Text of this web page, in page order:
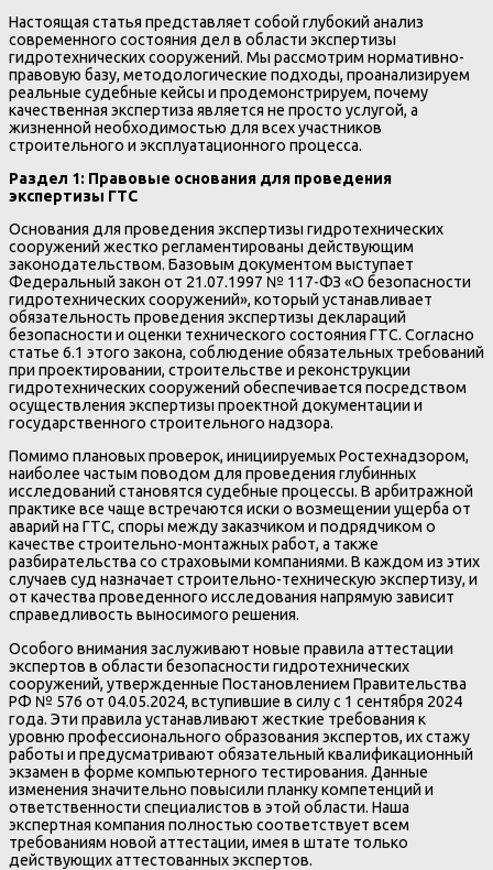
Настоящая статья представляет собой глубокий анализ
современного состояния дел в области экспертизы
гидротехнических сооружений. Мы рассмотрим нормативно-
правовую базу, методологические подходы, проанализируем
реальные судебные кейсы и продемонстрируем, почему
качественная экспертиза является не просто услугой, а
жизненной необходимостью для всех участников
строительного и эксплуатационного процесса.
Раздел 1: Правовые основания для проведения
экспертизы ГТС
Основания для проведения экспертизы гидротехнических
сооружений жестко регламентированы действующим
законодательством. Базовым документом выступает
Федеральный закон от 21.07.1997 № 117-ФЗ «О безопасности
гидротехнических сооружений», который устанавливает
обязательность проведения экспертизы деклараций
безопасности и оценки технического состояния ГТС. Согласно
статье 6.1 этого закона, соблюдение обязательных требований
при проектировании, строительстве и реконструкции
гидротехнических сооружений обеспечивается посредством
осуществления экспертизы проектной документации и
государственного строительного надзора.
Помимо плановых проверок, инициируемых Ростехнадзором,
наиболее частым поводом для проведения глубинных
исследований становятся судебные процессы. В арбитражной
практике все чаще встречаются иски о возмещении ущерба от
аварий на ГТС, споры между заказчиком и подрядчиком о
качестве строительно-монтажных работ, а также
разбирательства со страховыми компаниями. В каждом из этих
случаев суд назначает строительно-техническую экспертизу, и
от качества проведенного исследования напрямую зависит
справедливость выносимого решения.
Особого внимания заслуживают новые правила аттестации
экспертов в области безопасности гидротехнических
сооружений, утвержденные Постановлением Правительства
РФ № 576 от 04.05.2024, вступившие в силу с 1 сентября 2024
года. Эти правила устанавливают жесткие требования к
уровню профессионального образования экспертов, их стажу
работы и предусматривают обязательный квалификационный
экзамен в форме компьютерного тестирования. Данные
изменения значительно повысили планку компетенций и
ответственности специалистов в этой области. Наша
экспертная компания полностью соответствует всем
требованиям новой аттестации, имея в штате только
действующих аттестованных экспертов.